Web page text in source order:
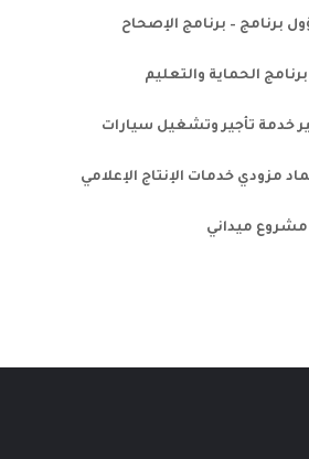
برنامج – برنامج الإصحاح
الحماية والتعليم
خدمة تأجير وتشغيل سيارات
مزودي خدمات الإنتاج الإعلامي
مشروع ميداني